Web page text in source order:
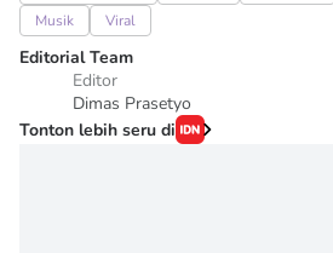
Musik
Viral
Editorial Team
Editor
Dimas Prasetyo
Tonton lebih seru di